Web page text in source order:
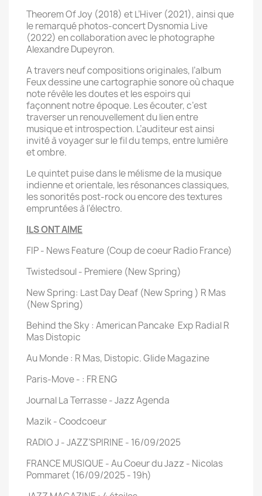
Theorem Of Joy (2018) et L’Hiver (2021), ainsi que
le remarqué photos-concert Dysnomia Live
(2022) en collaboration avec le photographe
Alexandre Dupeyron.
A travers neuf compositions originales, l’album
Feux dessine une cartographie sonore où chaque
note révèle les doutes et les espoirs qui
façonnent notre époque. Les écouter, c’est
traverser un renouvellement du lien entre
musique et introspection. L’auditeur est ainsi
invité à voyager sur le fil du temps, entre lumière
et ombre.
Le quintet puise dans le mélisme de la musique
indienne et orientale, les résonances classiques,
les sonorités post-rock ou encore des textures
empruntées à l’électro.
ILS ONT AIME
FIP - News Feature (Coup de coeur Radio France)
Twistedsoul - Premiere (New Spring)
New Spring: Last Day Deaf (New Spring ) R Mas
(New Spring)
Behind the Sky : American Pancake Exp Radial R
Mas Distopic
Au Monde : R Mas, Distopic. Glide Magazine
Paris-Move - : FR ENG
Journal La Terrasse - Jazz Agenda
Mazik - Coodcoeur
RADIO J - JAZZ’SPIRINE - 16/09/2025
FRANCE MUSIQUE - Au Coeur du Jazz - Nicolas
Pommaret (16/09/2025 - 19h)